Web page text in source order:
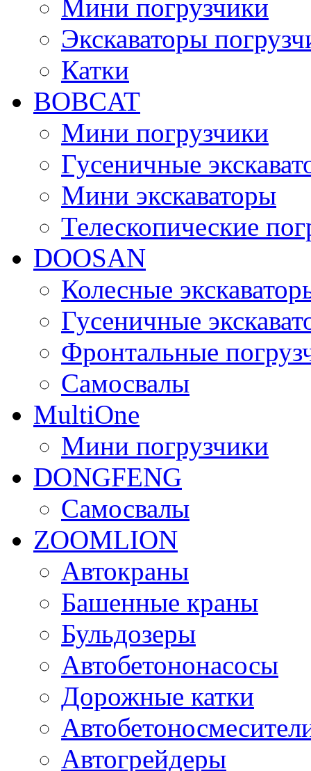
Мини погрузчики
Экскаваторы
Катки
BOBCAT
Мини погрузчики
Гусеничные
Мини экскаваторы
Телескопические
DOOSAN
Колесные
Гусеничные
Фронтальные
Самосвалы
MultiOne
Мини погрузчики
DONGFENG
Самосвалы
ZOOMLION
Автокраны
Башенные краны
Бульдозеры
Автобетононасосы
Дорожные катки
Автогрейдеры